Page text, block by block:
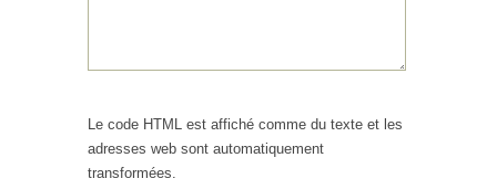
Le code HTML est affiché comme du texte et les
adresses web sont automatiquement
transformées.